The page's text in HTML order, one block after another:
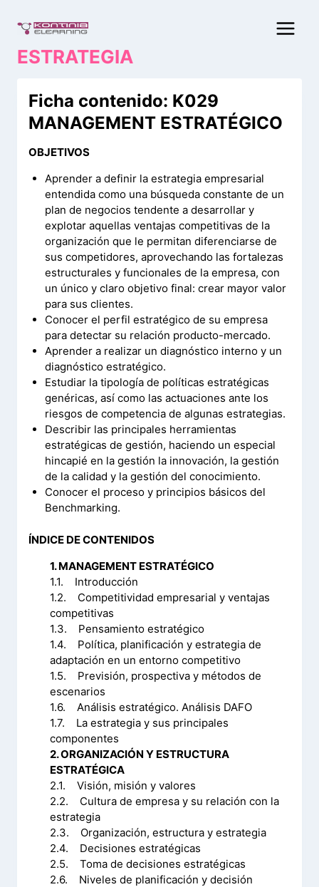
contenido
ESTRATEGIA
Ficha contenido: K029
MANAGEMENT ESTRATÉGICO
OBJETIVOS
Aprender a definir la estrategia empresarial
entendida como una búsqueda constante de un
plan de negocios tendente a desarrollar y
explotar aquellas ventajas competitivas de la
organización que le permitan diferenciarse de
sus competidores, aprovechando las fortalezas
estructurales y funcionales de la empresa, con
un único y claro objetivo final: crear mayor valor
para sus clientes.
Conocer el perfil estratégico de su empresa
para detectar su relación producto-mercado.
Aprender a realizar un diagnóstico interno y un
diagnóstico estratégico.
Estudiar la tipología de políticas estratégicas
genéricas, así como las actuaciones ante los
riesgos de competencia de algunas estrategias.
Describir las principales herramientas
estratégicas de gestión, haciendo un especial
hincapié en la gestión la innovación, la gestión
de la calidad y la gestión del conocimiento.
Conocer el proceso y principios básicos del
Benchmarking.
ÍNDICE DE CONTENIDOS
1. MANAGEMENT ESTRATÉGICO
1.1. Introducción
1.2. Competitividad empresarial y ventajas
competitivas
1.3. Pensamiento estratégico
1.4. Política, planificación y estrategia de
adaptación en un entorno competitivo
1.5. Previsión, prospectiva y métodos de
escenarios
1.6. Análisis estratégico. Análisis DAFO
1.7. La estrategia y sus principales
componentes
2. ORGANIZACIÓN Y ESTRUCTURA
ESTRATÉGICA
2.1. Visión, misión y valores
2.2. Cultura de empresa y su relación con la
estrategia
2.3. Organización, estructura y estrategia
2.4. Decisiones estratégicas
2.5. Toma de decisiones estratégicas
2.6. Niveles de planificación y decisión